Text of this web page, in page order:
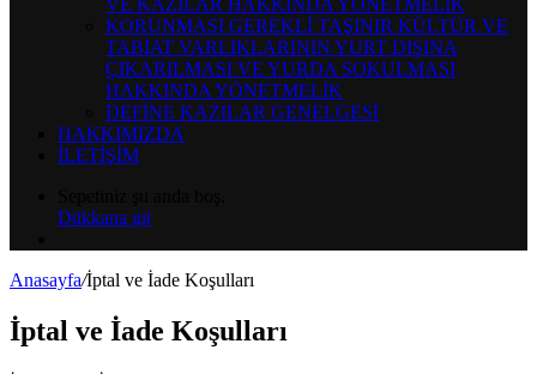
VE KAZILAR HAKKINDA YÖNETMELİK
KORUNMASI GEREKLİ TAŞINIR KÜLTÜR VE
TABİAT VARLIKLARININ YURT DIŞINA
ÇIKARILMASI VE YURDA SOKULMASI
HAKKINDA YÖNETMELİK
DEFİNE KAZILAR GENELGESİ
HAKKIMIZDA
İLETİŞİM
sepetinizi
Dükkana git
...
Anasayfa/İptal ve İade Koşulları
İptal ve İade Koşulları